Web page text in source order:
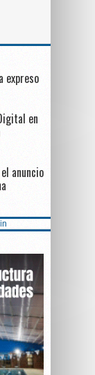
expreso
en
anuncio